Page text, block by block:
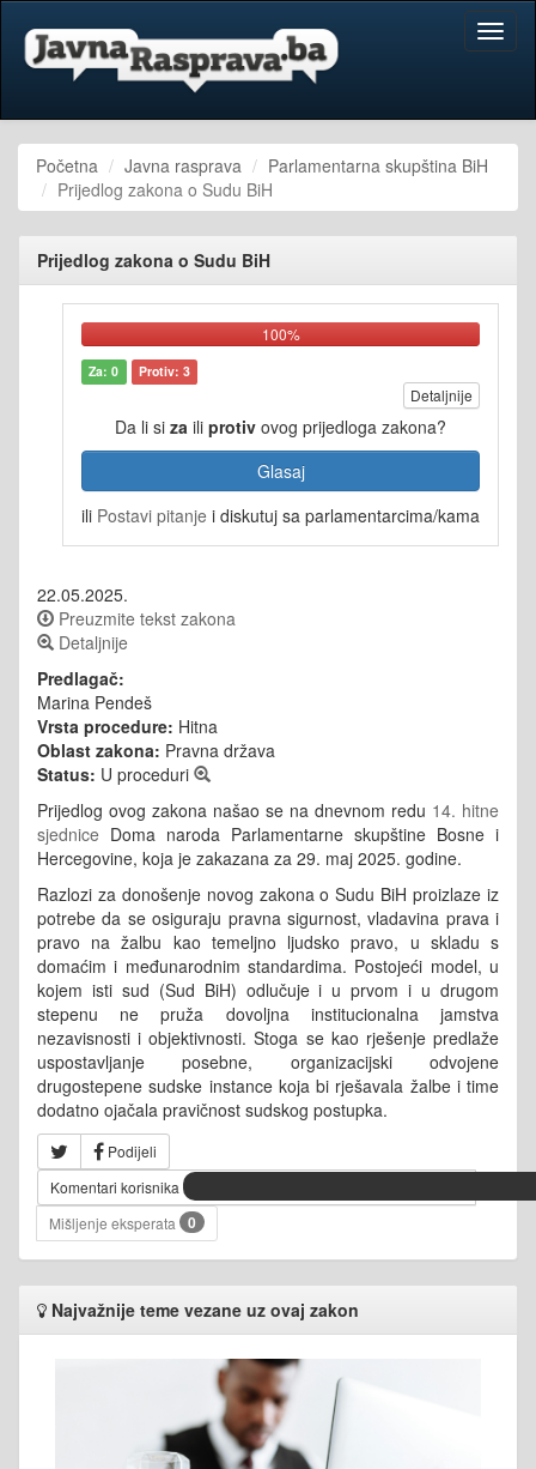
Početna Javna rasprava
Parlamentarna skupština BiH
Prijedlog zakona o Sudu BiH
Prijedlog zakona o Sudu BiH
100%
Za: 0 Protiv: 3
Detaljnije
Da li si za ili protiv ovog prijedloga zakona?
Glasaj
ili Postavi pitanje i diskutuj sa parlamentarcima/kama
22.05.2025.
Preuzmite tekst zakona
Detaljnije
Predlagač:
Marina Pendeš
Vrsta procedure: Hitna
Oblast zakona: Pravna država
Status: U proceduri
Prijedlog ovog zakona našao se na dnevnom redu 14. hitne
sjednice Doma naroda Parlamentarne skupštine Bosne i
Hercegovine, koja je zakazana za 29. maj 2025. godine.
Razlozi za donošenje novog zakona o Sudu BiH proizlaze iz
potrebe da se osiguraju pravna sigurnost, vladavina prava i
pravo na žalbu kao temeljno ljudsko pravo, u skladu s
domaćim i međunarodnim standardima. Postojeći model, u
kojem isti sud (Sud BiH) odlučuje i u prvom i u drugom
stepenu ne pruža dovoljna institucionalna jamstva
nezavisnosti i objektivnosti. Stoga se kao rješenje predlaže
uspostavljanje posebne, organizacijski odvojene
drugostepene sudske instance koja bi rješavala žalbe i time
dodatno ojačala pravičnost sudskog postupka.
Podijeli
Komentari korisnika
Mišljenje eksperata
0
Najvažnije teme vezane uz ovaj zakon